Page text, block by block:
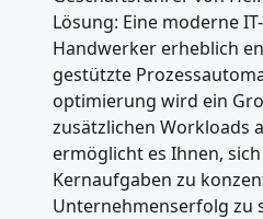
Lösung: Eine moderne
Handwerker erheblich
gestützte
optimierung wird ein
zusätzlichen Workloads
ermöglicht es Ihnen,
Kernaufgaben zu
Unternehmenserfolg zu